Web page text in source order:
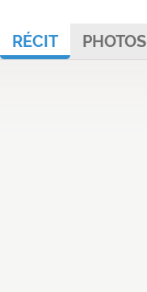
RÉCIT PHOTOS